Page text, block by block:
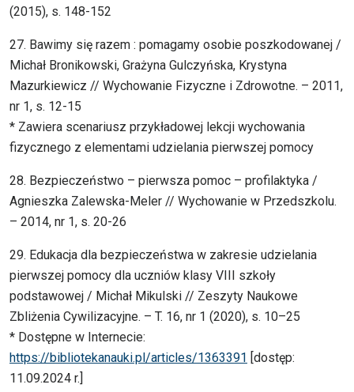
(2015), s. 148-152
27. Bawimy się razem : pomagamy osobie poszkodowanej /
Michał Bronikowski, Grażyna Gulczyńska, Krystyna
Mazurkiewicz // Wychowanie Fizyczne i Zdrowotne. – 2011,
nr 1, s. 12-15
* Zawiera scenariusz przykładowej lekcji wychowania
fizycznego z elementami udzielania pierwszej pomocy
28. Bezpieczeństwo – pierwsza pomoc – profilaktyka /
Agnieszka Zalewska-Meler // Wychowanie w Przedszkolu.
– 2014, nr 1, s. 20-26
29. Edukacja dla bezpieczeństwa w zakresie udzielania
pierwszej pomocy dla uczniów klasy VIII szkoły
podstawowej / Michał Mikulski // Zeszyty Naukowe
Zbliżenia Cywilizacyjne. – T. 16, nr 1 (2020), s. 10–25
* Dostępne w Internecie:
https://bibliotekanauki.pl/articles/1363391 [dostęp:
11.09.2024 r.]